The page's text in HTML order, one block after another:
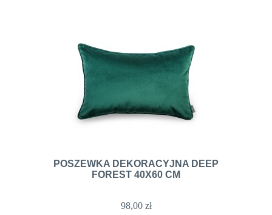
POSZEWKA DEKORACYJNA DEEP
FOREST 40X60 CM
98,00 zł